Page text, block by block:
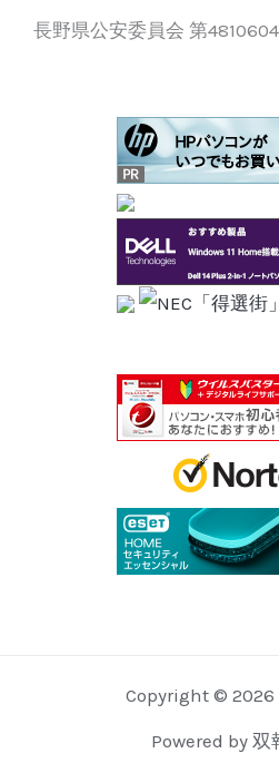
長野県公安委員会 第
Copyright ©
Powered by